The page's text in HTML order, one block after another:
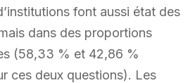
font aussi état des
dans des proportions
(58,33 % et 42,86 %
ces deux questions). Les